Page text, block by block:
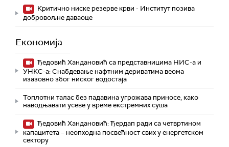
Критично ниске резерве крви - Институт позива
добровољне даваоце
Економија
Ђедовић Хандановић са представницима НИС-а и
УНКС-а: Снабдевање нафтним дериватима веома
изазовно због ниског водостаја
Топлотни талас без падавина угрожава приносе, како
наводњавати усеве у време екстремних суша
Ђедовић Хандановић: Ђердап ради са четвртином
капацитета – неопходна посвећност свих у енергетском
сектору